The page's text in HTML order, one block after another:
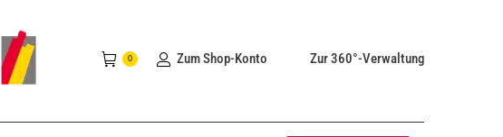
0 Zum Shop-Konto Zur 360°-Verwaltung